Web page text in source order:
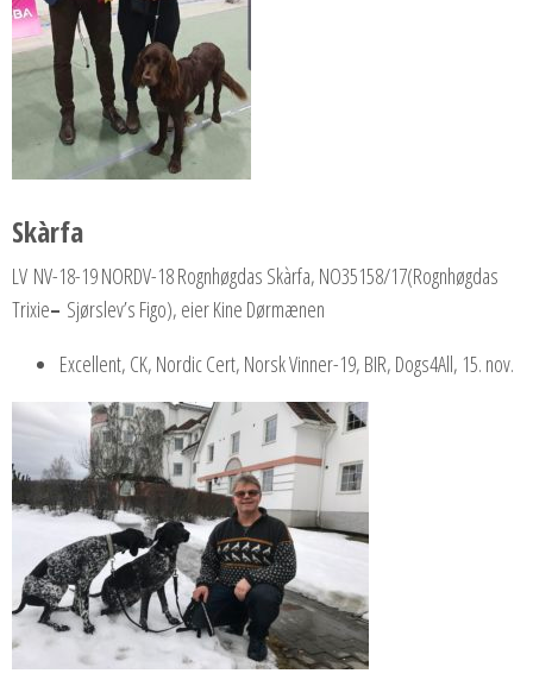
Skàrfa
LV NV-18-19 NORDV-18 Rognhøgdas Skàrfa, NO35158/17(Rognhøgdas
Trixie– Sjørslev’s Figo), eier Kine Dørmænen
Excellent, CK, Nordic Cert, Norsk Vinner-19, BIR, Dogs4All, 15. nov.